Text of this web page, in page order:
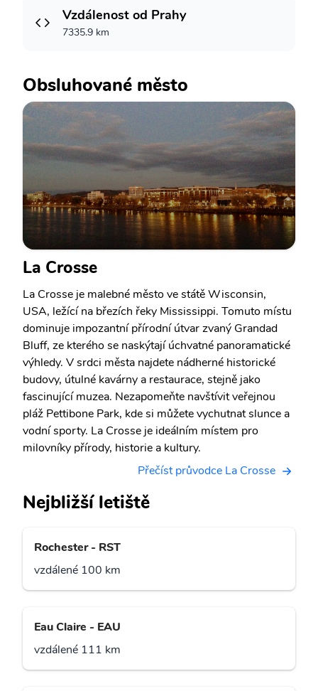
Vzdálenost od Prahy
7335.9 km
Obsluhované město
La Crosse
La Crosse je malebné město ve státě Wisconsin,
USA, ležící na březích řeky Mississippi. Tomuto místu
dominuje impozantní přírodní útvar zvaný Grandad
Bluff, ze kterého se naskýtají úchvatné panoramatické
výhledy. V srdci města najdete nádherné historické
budovy, útulné kavárny a restaurace, stejně jako
fascinující muzea. Nezapomeňte navštívit veřejnou
pláž Pettibone Park, kde si můžete vychutnat slunce a
vodní sporty. La Crosse je ideálním místem pro
milovníky přírody, historie a kultury.
Přečíst průvodce La Crosse
Nejbližší letiště
Rochester - RST
vzdálené 100 km
Eau Claire - EAU
vzdálené 111 km